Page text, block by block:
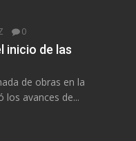
0
inicio de las
de obras en la
los avances de...